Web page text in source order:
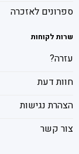
ספרונים לאזכרה
שרות לקוחות
עזרה?
חוות דעת
הצהרת נגישות
צור קשר